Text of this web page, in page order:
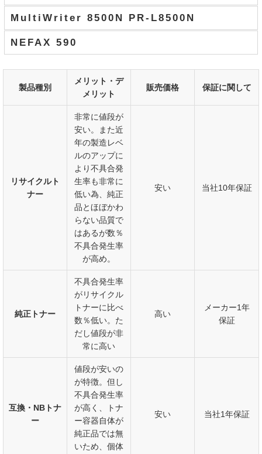
MultiWriter 8500N PR-L8500N
NEFAX 590
製品種別
メリット・デ
メリット
販売価格 保証に関して
リサイクルト
ナー
非常に値段が
安い。また近
年の製造レベ
ルのアップに
より不具合発
生率も非常に
低い為、純正
品とほぼかわ
らない品質で
はあるが数％
不具合発生率
が高め。
安い 当社10年保証
純正トナー
不具合発生率
がリサイクル
トナーに比べ
数％低い。た
だし値段が非
常に高い
高い
メーカー1年
保証
互換・NBトナ
ー
値段が安いの
が特徴。但し
不具合発生率
が高く、トナ
ー容器自体が
純正品では無
いため、個体
安い 当社1年保証